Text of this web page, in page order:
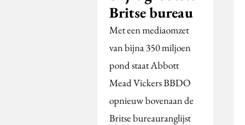
Britse bureau
Met een mediaomzet
van bijna 350 miljoen
pond staat Abbott
Mead Vickers BBDO
opnieuw bovenaan de
Britse bureauranglijst